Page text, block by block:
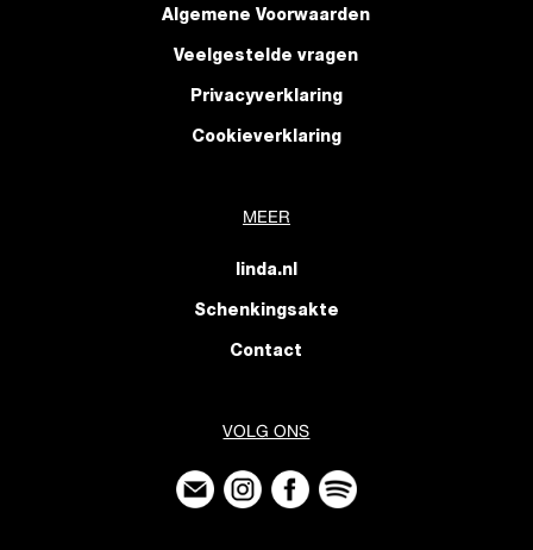
Algemene Voorwaarden
Veelgestelde vragen
Privacyverklaring
Cookieverklaring
MEER
linda.nl
Schenkingsakte
Contact
VOLG ONS